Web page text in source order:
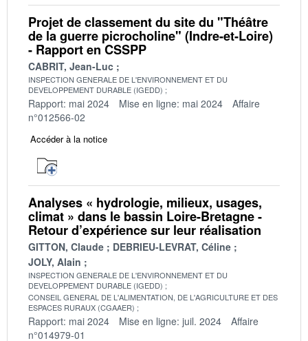
Projet de classement du site du "Théâtre
de la guerre picrocholine" (Indre-et-Loire)
- Rapport en CSSPP
CABRIT, Jean-Luc
INSPECTION GENERALE DE L'ENVIRONNEMENT ET DU
DEVELOPPEMENT DURABLE (IGEDD)
Rapport: mai 2024 Mise en ligne: mai 2024
Affaire
n°012566-02
Accéder à la notice
Analyses « hydrologie, milieux, usages,
climat » dans le bassin Loire-Bretagne -
Retour d’expérience sur leur réalisation
GITTON, Claude
DEBRIEU-LEVRAT, Céline
JOLY, Alain
INSPECTION GENERALE DE L'ENVIRONNEMENT ET DU
DEVELOPPEMENT DURABLE (IGEDD)
CONSEIL GENERAL DE L'ALIMENTATION, DE L'AGRICULTURE ET DES
ESPACES RURAUX (CGAAER)
Rapport: mai 2024 Mise en ligne: juil. 2024
Affaire
n°014979-01